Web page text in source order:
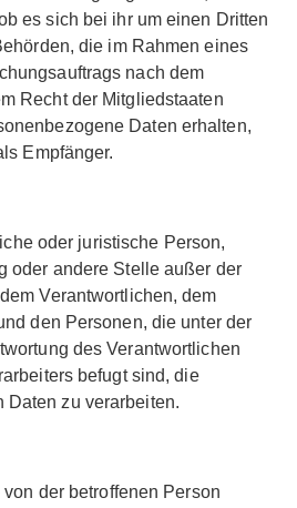
es sich bei ihr um einen Dritten
die im Rahmen eines
nach dem
Recht der Mitgliedstaaten
Daten erhalten,
Empfänger.
oder juristische Person,
oder andere Stelle außer der
Verantwortlichen, dem
den Personen, die unter der
des Verantwortlichen
befugt sind, die
Daten zu verarbeiten.
der betroffenen Person